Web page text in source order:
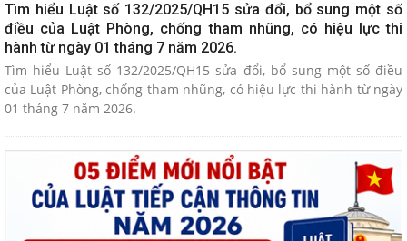
Tìm hiểu Luật số 132/2025/QH15 sửa đổi, bổ sung một số
điều của Luật Phòng, chống tham nhũng, có hiệu lực thi
hành từ ngày 01 tháng 7 năm 2026.
Tìm hiểu Luật số 132/2025/QH15 sửa đổi, bổ sung một số điều
của Luật Phòng, chống tham nhũng, có hiệu lực thi hành từ ngày
01 tháng 7 năm 2026.